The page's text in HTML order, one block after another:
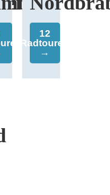
12
Radtouren
→